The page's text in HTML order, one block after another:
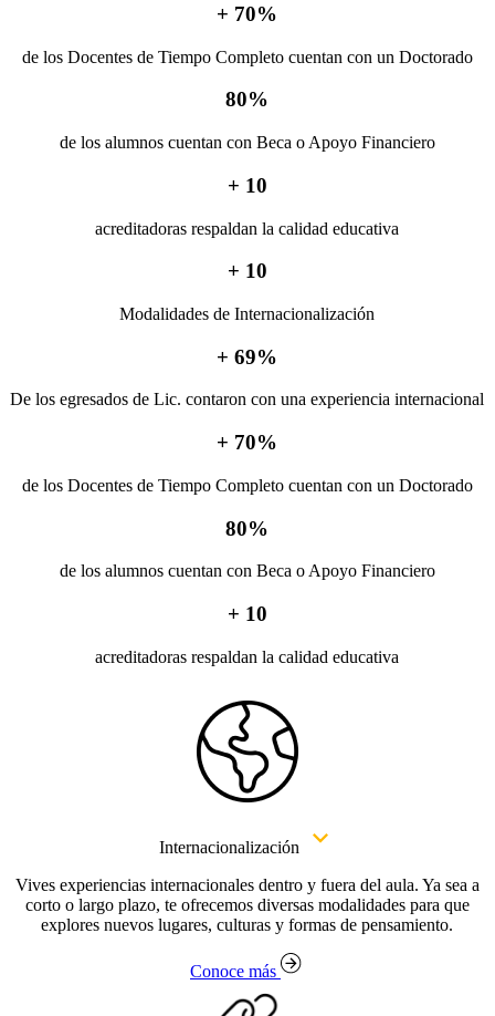
+ 70%
de los Docentes de Tiempo Completo cuentan con un Doctorado
80%
de los alumnos cuentan con Beca o Apoyo Financiero
+ 10
acreditadoras respaldan la calidad educativa
+ 10
Modalidades de Internacionalización
+69%
De los egresados de Lic. contaron con una experiencia internacional
+ 70%
de los Docentes de Tiempo Completo cuentan con un Doctorado
80%
de los alumnos cuentan con Beca o Apoyo Financiero
+ 10
acreditadoras respaldan la calidad educativa
Internacionalización
Vives experiencias internacionales dentro y fuera del aula. Ya sea a
corto o largo plazo, te ofrecemos diversas modalidades para que
explores nuevos lugares, culturas y formas de pensamiento.
Conoce más